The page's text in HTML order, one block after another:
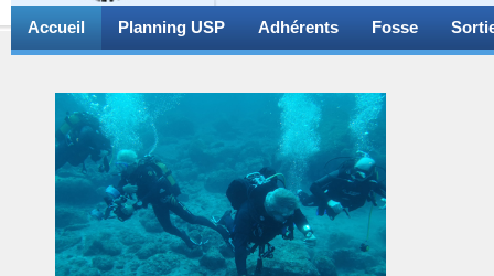
Accueil Planning USP Adhérents Fosse